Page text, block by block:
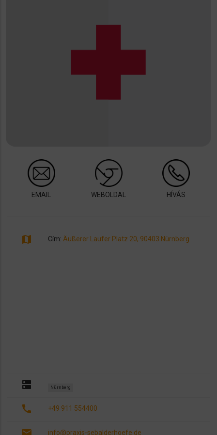
EMAIL WEBOLDAL HÍVÁS
map Cím: Äußerer Laufer Platz 20, 90403 Nürnberg
dns Nürnberg
call +49 911 554400
info@praxis-sebalderhoefe.de